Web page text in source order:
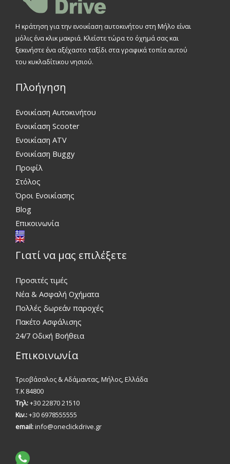
Η κράτηση για την ενοικίαση αυτοκινήτου στη Μήλο είναι
μόλις ένα κλικ μακριά. Κλείστε τώρα το όχημά σας και
ξεκινήστε ένα αξέχαστο ταξίδι στα γραφικά τοπία αυτού
του κυκλαδίτικου νησιού.
Πλοήγηση
Ενοικίαση Αυτοκινήτου
Ενοικίαση Scooter
Ενοικίαση ATV
Ενοικίαση Buggy
Προφίλ
Στόλος
Όροι Ενοικίασης
Blog
Επικοινωνία
Γιατί να μας επιλέξετε
Προσιτές τιμές
Νέα & Ασφαλή Οχήματα
Πολλές δωρεάν παροχές
Πακέτο Ασφάλισης
24/7 Οδική Βοήθεια
Επικοινωνία
Τριοβάσαλος & Αδάμαντας, Μήλος, Ελλάδα
Τ.Κ 84800
Τηλ:+30 22870 21510
Κιν.:+30 6978555555
email:info@oneclickdrive.gr